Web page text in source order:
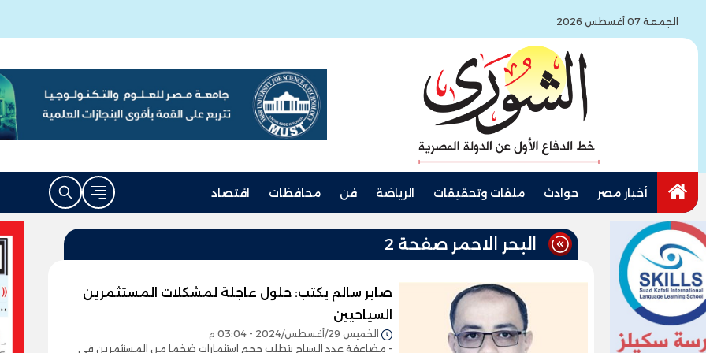
الجمعة 07 أغسطس 2026
أخبار مصر حوادث ملفات وتحقيقات الرياضة فن محافظات اقتصاد
البحر الاحمر صفحة 2
صابر سالم يكتب: حلول عاجلة لمشكلات المستثمرين
السياحيين
الخميس 29/أغسطس/2024 - 03:04 م
- مضاعفة عدد السياح يتطلب حجم استثمارات ضخما من المستثمرين فى